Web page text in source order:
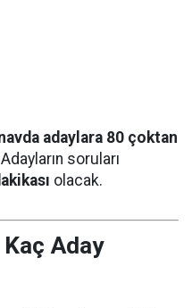
adaylara 80 çoktan
Adayların soruları
olacak.
Kaç Aday